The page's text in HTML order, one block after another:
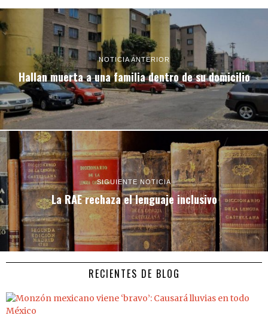
NOTICIA ANTERIOR
Hallan muerta a una familia dentro de su domicilio
SIGUIENTE NOTICIA
La RAE rechaza el lenguaje inclusivo
RECIENTES DE BLOG